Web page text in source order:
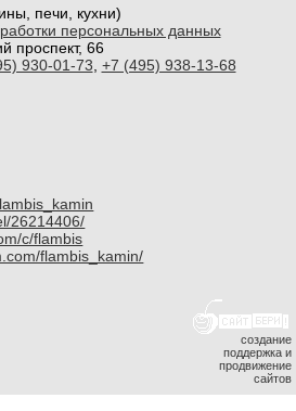
печи, кухни)
персональных данных
проспект, 66
930-01-73, +7 (495) 938-13-68
26214406/
c/flambis
flambis_kamin/
создание
поддержка и
продвижение
сайтов